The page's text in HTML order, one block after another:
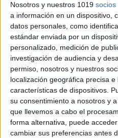
Nosotros y nuestros 1019 socios
a información en un dispositivo,
datos personales, como
estándar enviada por un
personalizado, medición de
investigación de audiencia y
permiso, nosotros y nuestros
localización geográfica precisa
características de dispositivos.
su consentimiento a nosotros y
que llevemos a cabo el
forma alternativa, puede
cambiar sus preferencias antes
Comparte esto:
Archivado en:
comprensión,juegos on